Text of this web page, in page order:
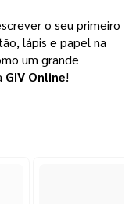
o seu primeiro
lápis e papel na
um grande
GIV Online!